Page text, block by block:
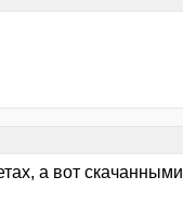
а вот скачанными